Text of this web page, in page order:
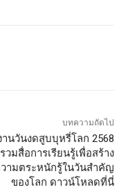
บทความถัดไป
านวันงดสูบบุหรี่โลก 2568
รวมสื่อการเรียนรู้เพื่อสร้าง
ามตระหนักรู้ในวันสำคัญ
ของโลก ดาวน์โหลดที่นี่